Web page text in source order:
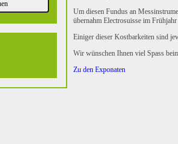
Um diesen Fundus an
übernahm Electrosuisse im
Einiger dieser Kostbarkeiten sind
Wir wünschen Ihnen viel Spass
Zu den Exponaten